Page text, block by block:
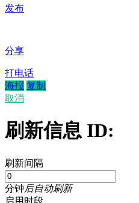
发布
分享
打电话
海报 复制
取消
刷新信息 ID:
刷新间隔
分钟 后自动刷新
启用时段